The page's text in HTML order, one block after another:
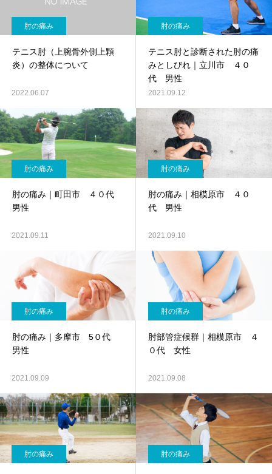
肘の痛み
テニス肘（上腕骨外側上顆
炎）の整体について
2022.06.07
肘の痛み
テニス肘と診断された肘の痛
みとしびれ｜立川市 ４０
代 男性
2021.09.12
肘の痛み
肘の痛み｜町田市 ４０代
男性
2021.09.11
肘の痛み
肘の痛み｜相模原市 ４０
代 男性
2021.09.10
肘の痛み
肘の痛み｜多摩市 5０代
男性
2021.09.09
肘の痛み
肘部管症候群｜相模原市 ４
０代 女性
2021.09.08
肘の痛み 肘の痛み